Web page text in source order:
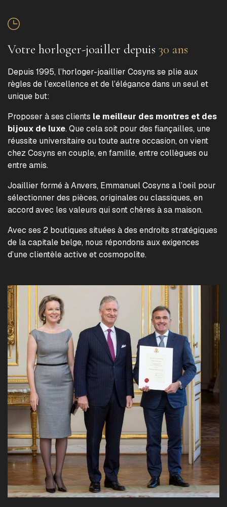
Votre horloger-joailler depuis 30 ans
Depuis 1995, l’horloger-joaillier Cosyns se plie aux
règles de l’excellence et de l’élégance dans un seul et
unique but:
Proposer à ses clients le meilleur des montres et des
bijoux de luxe. Que cela soit pour des fiançailles, une
réussite universitaire ou toute autre occasion, on vient
chez Cosyns en couple, en famille, entre collègues ou
entre amis.
Joaillier formé à Anvers, Emmanuel Cosyns a l’oeil pour
sélectionner des pièces, originales ou classiques, en
accord avec les valeurs qui sont chères à sa maison.
Avec ses 2 boutiques situées à des endroits stratégiques
de la capitale belge, nous répondons aux exigences
d’une clientèle active et cosmopolite.